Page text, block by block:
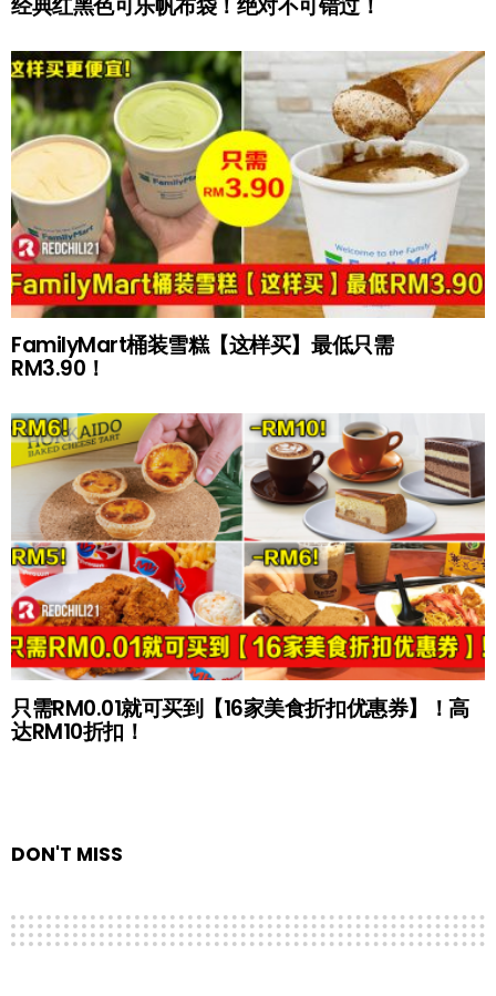
经典红黑色可乐帆布袋！绝对不可错过！
FamilyMart桶装雪糕【这样买】最低只需
RM3.90！
只需RM0.01就可买到【16家美食折扣优惠券】！高
达RM10折扣！
DON'T MISS